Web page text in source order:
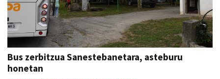
Bus zerbitzua Sanestebanetara, asteburu
honetan